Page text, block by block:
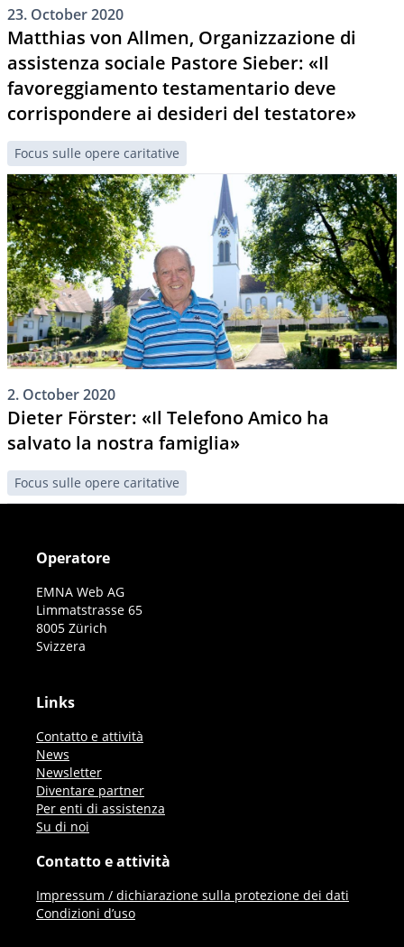
23. October 2020
Matthias von Allmen, Organizzazione di
assistenza sociale Pastore Sieber: «Il
favoreggiamento testamentario deve
corrispondere ai desideri del testatore»
Focus sulle opere caritative
2. October 2020
Dieter Förster: «Il Telefono Amico ha
salvato la nostra famiglia»
Focus sulle opere caritative
Operatore
EMNA Web AG
Limmatstrasse 65
8005 Zürich
Svizzera
Links
Contatto e attività
News
Newsletter
Diventare partner
Per enti di assistenza
Su di noi
Contatto e attività
Impressum / dichiarazione sulla protezione dei dati
Condizioni d’uso